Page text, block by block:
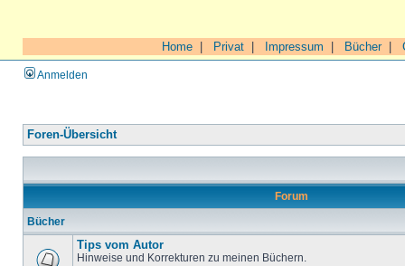
Home Privat Impressum Bücher|
Anmelden
Foren-Übersicht
Forum
Bücher
Tips vom Autor
Hinweise und Korrekturen zu meinen Büchern.